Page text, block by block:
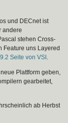
und DECnet ist
andere
stehen Cross-
Feature uns Layered
Seite von VSI .
Plattform geben,
gearbeitet,
ab Herbst